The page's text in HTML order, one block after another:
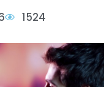
1524